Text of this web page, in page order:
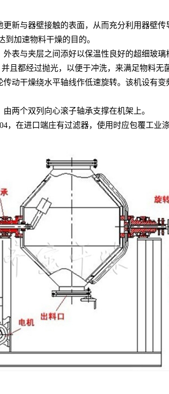
新与器壁接触的表面，从而充分利用器壁
加速物料干燥的目的。
表与夹层之间添好以保温性良好的超细玻
且都经过抛光，以便于冲洗，来满足物料无
动干燥绕水平轴线作低速旋转。该机设有
两个双列向心滚子轴承支撑在机架上。
在进口端庄有过滤器，使用时应包覆工业